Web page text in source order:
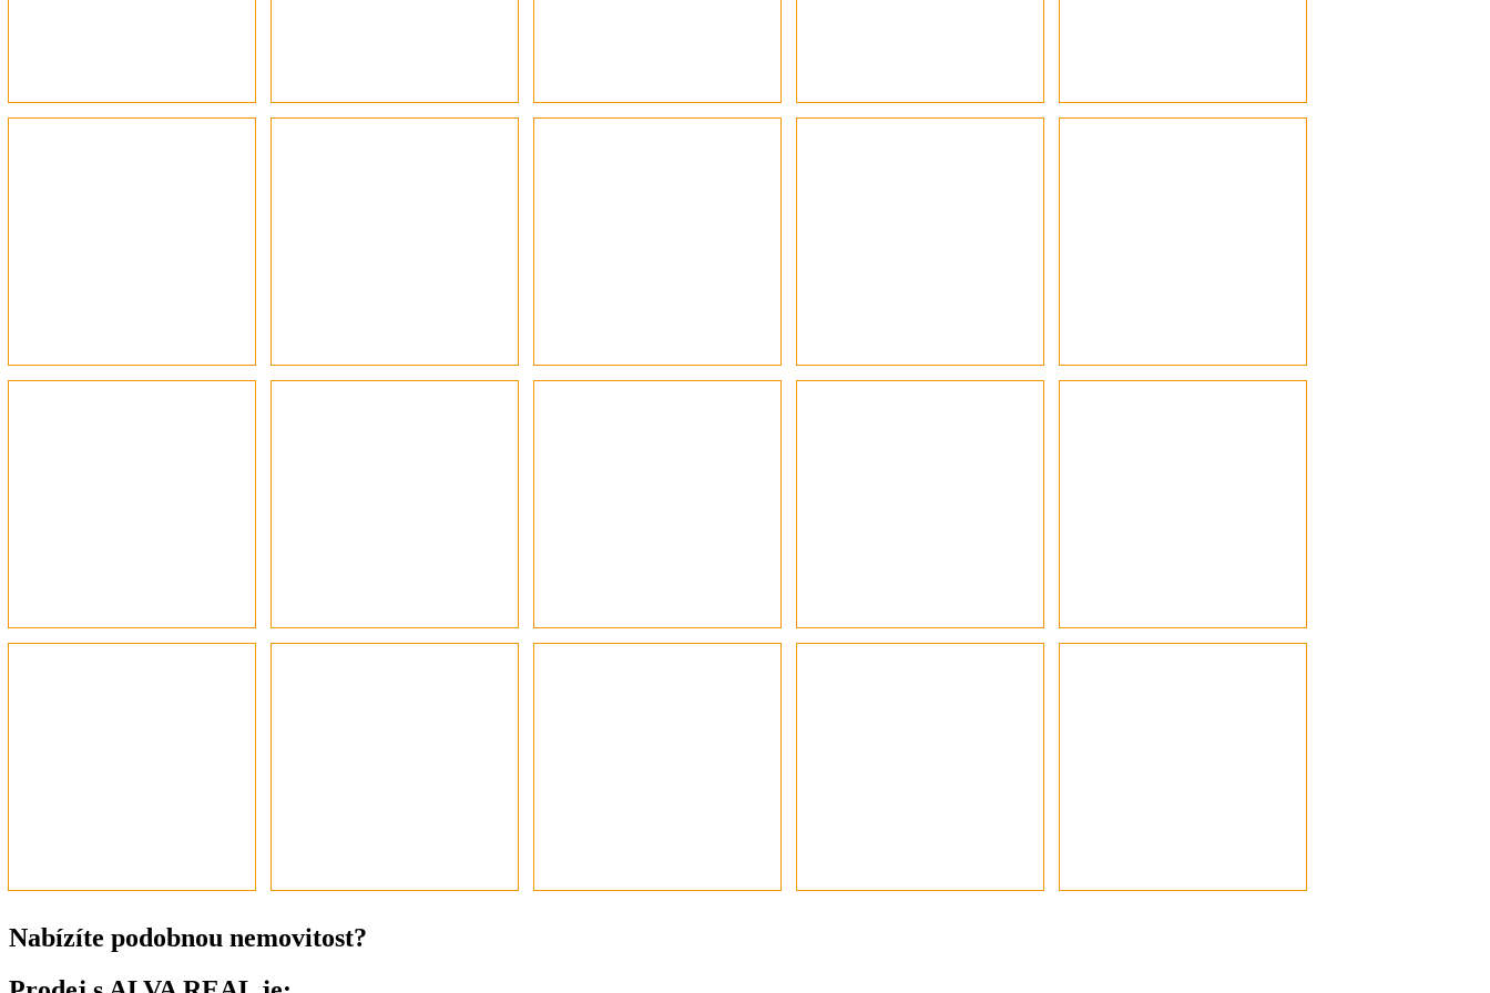
Nabízíte podobnou nemovitost?